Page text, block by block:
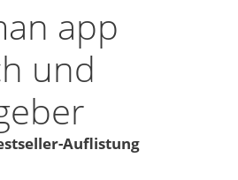
app
und
Auflistung